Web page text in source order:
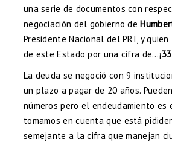
una serie de documentos con
negociación del gobierno de
Presidente Nacional del PRI, y
de este Estado por una cifra de…¡
La deuda se negoció con 9
un plazo a pagar de 20 años.
números pero el endeudamiento es
tomamos en cuenta que está
semejante a la cifra que manejan